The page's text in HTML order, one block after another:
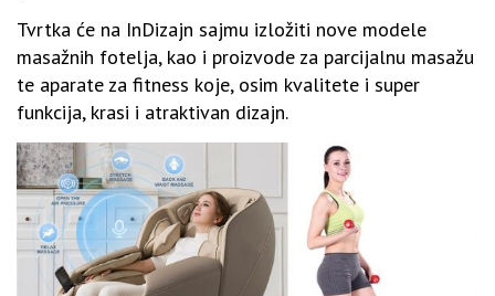
Tvrtka će na InDizajn sajmu izložiti nove modele
masažnih fotelja, kao i proizvode za parcijalnu masažu
te aparate za fitness koje, osim kvalitete i super
funkcija, krasi i atraktivan dizajn.